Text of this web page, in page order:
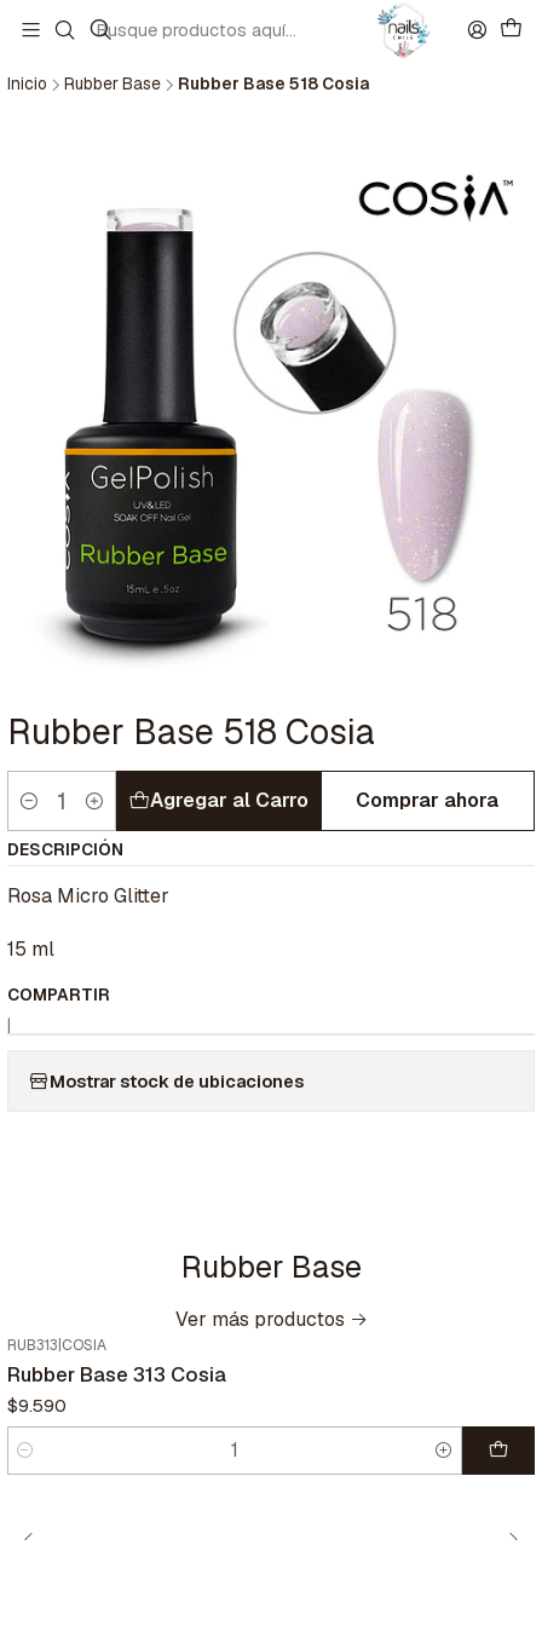
Inicio Rubber Base Rubber Base 518 Cosia
Rubber Base 518 Cosia
Cantidad
Agregar al Carro Comprar ahora
DESCRIPCIÓN
Rosa Micro Glitter
15 ml
COMPARTIR
|
Mostrar stock de ubicaciones
Rubber Base
Ver más productos
Nuevo
RUB313 COSIA
Rubber Base 313 Cosia
$9.590
Cantidad